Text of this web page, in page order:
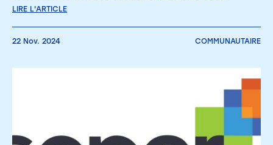
LIRE L'ARTICLE
22 Nov. 2024 COMMUNAUTAIRE